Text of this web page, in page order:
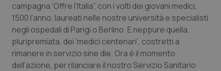
Calabria
Campania
Emilia-Romagna
Asma & BPCO
Car-T
Colesterolo & coronaropatie
campagna ‘Offre l’Italia”, con i volti dei giovani medici,
1500 l’anno, laureati nelle nostre università e specialisti
negli ospedali di Parigi o Berlino. E neppure quella,
pluripremiata, dei ‘medici centenari’, costretti a
rimanere in servizio sine die. Ora è il momento
dell’azione, per rilanciare il nostro Servizio Sanitario